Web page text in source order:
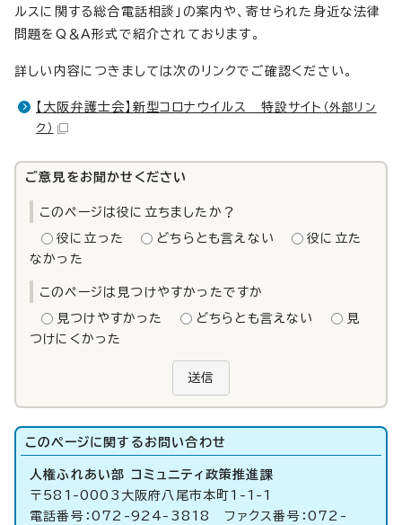
ルスに関する総合電話相談」の案内や、寄せられた身近な法律
問題をQ＆A形式で紹介されております。
詳しい内容につきましては次のリンクでご確認ください。
【大阪弁護士会】新型コロナウイルス 特設サイト （外部リン
ク）
ご意見をお聞かせください
このページは役に立ちましたか？
役に立った どちらとも言えない
役に立た
なかった
このページは見つけやすかったですか
見つけやすかった どちらとも言えない
見
つけにくかった
送信
このページに関する お問い合わせ
人権ふれあい部 コミュニティ政策推進課
〒581-0003大阪府八尾市本町1-1-1
電話番号：072-924-3818 ファクス番号：072-